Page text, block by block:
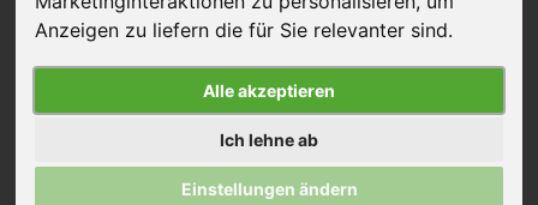
Anzeigen zu liefern die für Sie relevanter sind.
Alle akzeptieren
Ich lehne ab
Einstellungen ändern
7. November 2024